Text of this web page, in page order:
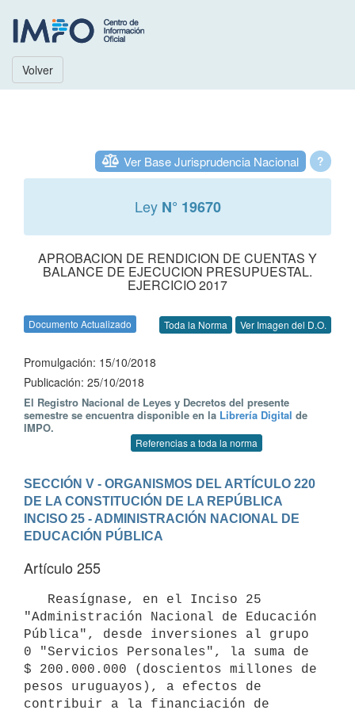
Volver
?
Ver Base Jurisprudencia Nacional
Ley N° 19670
APROBACION DE RENDICION DE CUENTAS Y
BALANCE DE EJECUCION PRESUPUESTAL.
EJERCICIO 2017
Documento Actualizado Toda la Norma Ver Imagen del D.O.
Promulgación: 15/10/2018
Publicación: 25/10/2018
El Registro Nacional de Leyes y Decretos del presente
semestre se encuentra disponible en la Librería Digital de
IMPO.
Referencias a toda la norma
SECCIÓN V - ORGANISMOS DEL ARTÍCULO 220
DE LA CONSTITUCIÓN DE LA REPÚBLICA
INCISO 25 - ADMINISTRACIÓN NACIONAL DE
EDUCACIÓN PÚBLICA
Artículo 255
"Administración Nacional de Educación
Pública", desde inversiones al grupo
0 "Servicios Personales", la suma de
$ 200.000.000 (doscientos millones de
pesos uruguayos), a efectos de
contribuir a la financiación de